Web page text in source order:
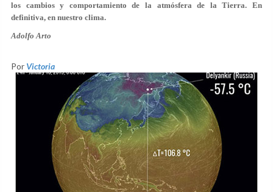
los cambios y comportamiento de la atmósfera de la Tierra. En
definitiva, en nuestro clima.
Adolfo Arto
Por Victoria